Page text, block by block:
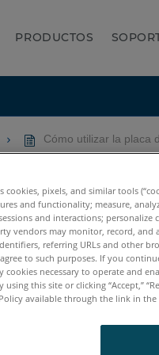
PRODUCTOS
Cómo utilizar la placa
cookies, pixels, and similar tools
and functionality; measure,
and interactions;
vendors may monitor, record, and
referring URLs and other
to such purposes. If you
cookies necessary to operate and
using this site or clicking “Accept,”
available through the link in